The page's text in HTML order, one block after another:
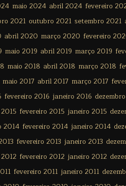
maio 2024 abril 2024 fevereiro
2021 outubro 2021 setembro 2021
abril 2020 março 2020 fevereiro
maio 2019 abril 2019 março 2019
maio 2018 abril 2018 março 2018
maio 2017 abril 2017 março 2017
fevereiro 2016 janeiro 2016
fevereiro 2015 janeiro 2015
2014 fevereiro 2014 janeiro 2014
fevereiro 2013 janeiro 2013
fevereiro 2012 janeiro 2012
fevereiro 2011 janeiro 2011